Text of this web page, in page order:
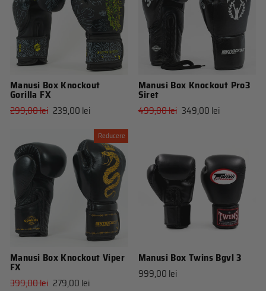
Manusi Box Knockout
Gorilla FX
Pret
299,00 lei Pret
239,00 lei
Manusi Box Knockout Pro3
Siret
Pret
499,00 lei Pret
349,00 lei
Reducere
Manusi Box Knockout Viper
FX
Pret
399,00 lei Pret
279,00 lei
Manusi Box Twins Bgvl 3
999,00 lei